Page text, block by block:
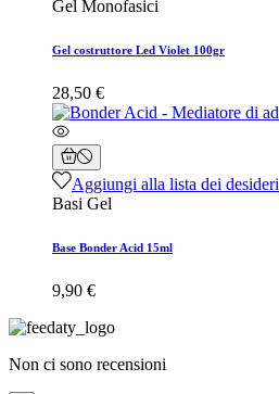
Gel Monofasici
Gel costruttore Led Violet 100gr
28,50 €
Aggiungi alla lista dei desideri
Basi Gel
Base Bonder Acid 15ml
9,90 €
Non ci sono recensioni